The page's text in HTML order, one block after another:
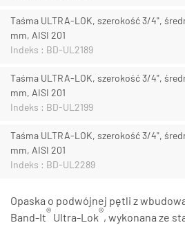
Taśma ULTRA-LOK, szerokość 3/4",
mm, AISI 201
Indeks : BD-UL2189
Taśma ULTRA-LOK, szerokość 3/4",
mm, AISI 201
Indeks : BD-UL2199
Taśma ULTRA-LOK, szerokość 3/4",
mm, AISI 201
Indeks : BD-UL2289
Opaska o podwójnej pętli z
Band-It® Ultra-Lok®, wykonana ze